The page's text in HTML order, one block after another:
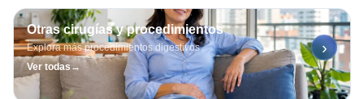
Otras cirugías y procedimientos
Explora más procedimientos digestivos
Ver todas →
›